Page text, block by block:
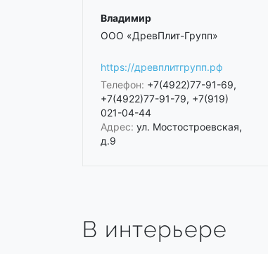
Владимир
ООО «ДревПлит-Групп»
https://древплитгрупп.рф
Телефон: +7(4922)77-91-69,
+7(4922)77-91-79, +7(919)
021-04-44
Адрес: ул. Мостостроевская,
д.9
В интерьере